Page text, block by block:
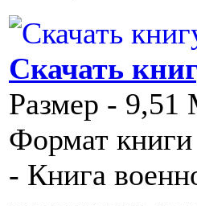
Скачать
Размер - 9,51
Формат
- Книга